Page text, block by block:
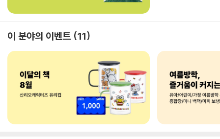
이 분야의 이벤트 11